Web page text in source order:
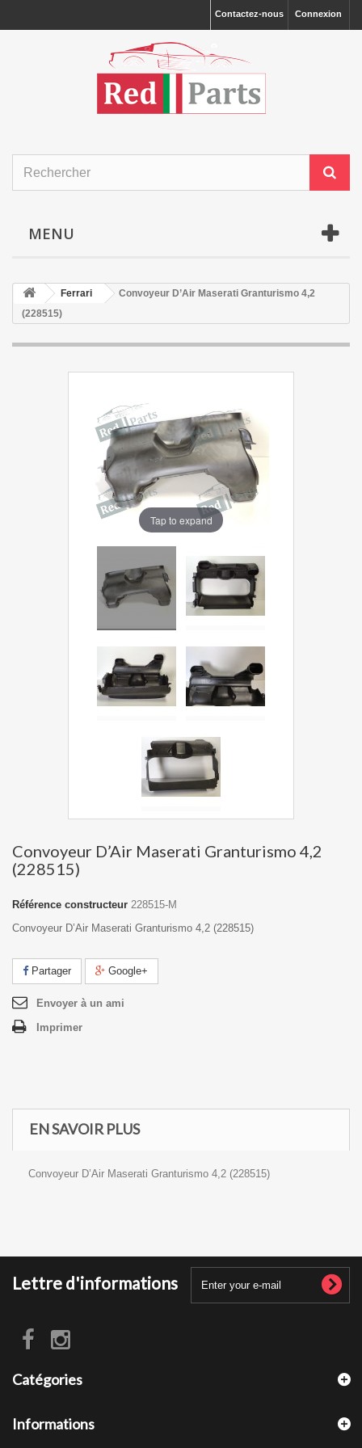
Connexion
Contactez-nous
MENU
Ferrari
Convoyeur D’Air Maserati Granturismo 4,2
(228515)
Tap to expand
Convoyeur D’Air Maserati Granturismo 4,2
(228515)
Référence constructeur 228515-M
Convoyeur D’Air Maserati Granturismo 4,2 (228515)
Partager Google+
Envoyer à un ami
Imprimer
EN SAVOIR PLUS
Convoyeur D’Air Maserati Granturismo 4,2 (228515)
Lettre d'informations
Catégories
Informations